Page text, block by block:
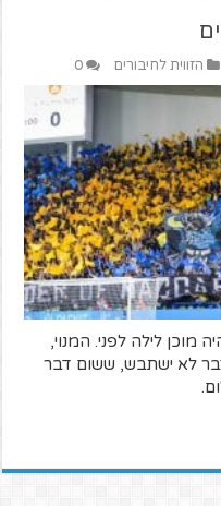
הזווית לחיבורים 0
מוכן לילה לפני. המנוי,
לא ישתבש, ששום דבר